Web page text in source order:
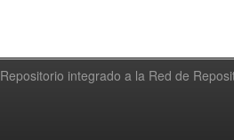
Repositorio integrado a la Red de